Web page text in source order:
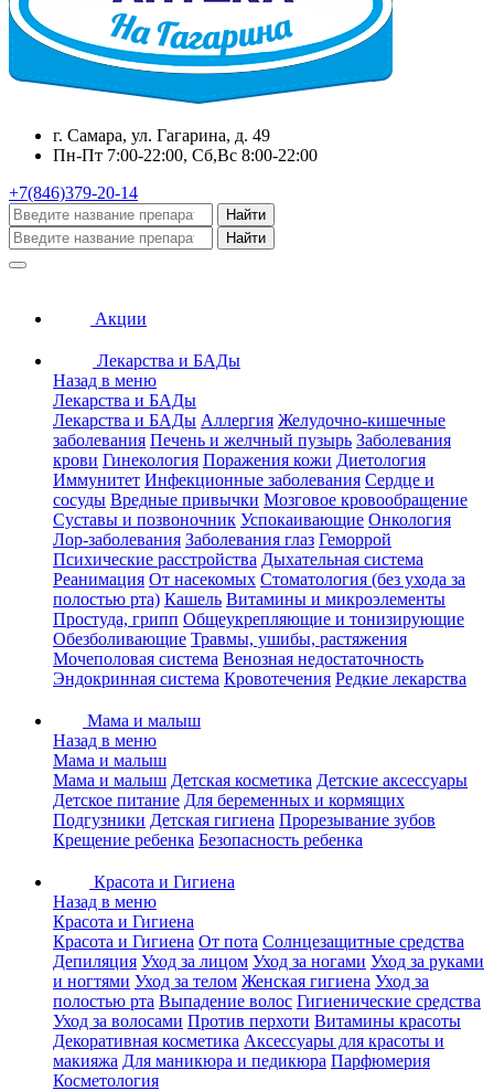
г. Самара, ул. Гагарина, д. 49
Пн-Пт 7:00-22:00, Сб,Вс 8:00-22:00
+7(846)379-20-14
Найти
Найти
Акции
Лекарства и БАДы
Назад в меню
Лекарства и БАДы
Лекарства и БАДы Аллергия Желудочно-кишечные
заболевания Печень и желчный пузырь Заболевания
крови Гинекология Поражения кожи Диетология
Иммунитет Инфекционные заболевания Сердце и
сосуды Вредные привычки Мозговое кровообращение
Суставы и позвоночник Успокаивающие Онкология
Лор-заболевания Заболевания глаз Геморрой
Психические расстройства Дыхательная система
Реанимация От насекомых Стоматология (без ухода за
полостью рта) Кашель Витамины и микроэлементы
Простуда, грипп Общеукрепляющие и тонизирующие
Обезболивающие Травмы, ушибы, растяжения
Мочеполовая система Венозная недостаточность
Эндокринная система Кровотечения Редкие лекарства
Мама и малыш
Назад в меню
Мама и малыш
Мама и малыш Детская косметика Детские аксессуары
Детское питание Для беременных и кормящих
Подгузники Детская гигиена Прорезывание зубов
Крещение ребенка Безопасность ребенка
Красота и Гигиена
Назад в меню
Красота и Гигиена
Красота и Гигиена От пота Солнцезащитные средства
Депиляция Уход за лицом Уход за ногами Уход за руками
и ногтями Уход за телом Женская гигиена Уход за
полостью рта Выпадение волос Гигиенические средства
Уход за волосами Против перхоти Витамины красоты
Декоративная косметика Аксессуары для красоты и
макияжа Для маникюра и педикюра Парфюмерия
Косметология